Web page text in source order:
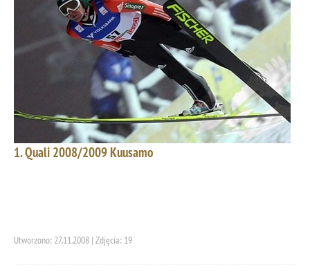
1. Quali 2008/2009 Kuusamo
Utworzono: 27.11.2008 | Zdjęcia: 19